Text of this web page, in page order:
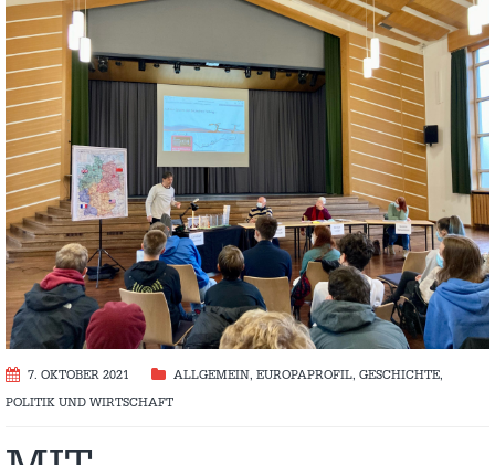
7. OKTOBER 2021 ALLGEMEIN, EUROPAPROFIL, GESCHICHTE,
POLITIK UND WIRTSCHAFT